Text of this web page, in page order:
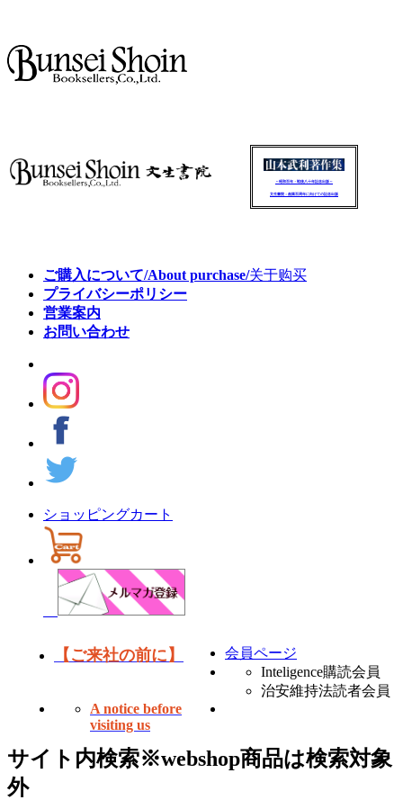
～昭和百年・戦後八十年記念出版～
文生書院：創業百周年に向けての記念出版
ご購入について/About purchase/关于购买
プライバシーポリシー
営業案内
お問い合わせ
ショッピングカート
【ご来社の前に】
会員ページ
Inteligence購読会員
治安維持法読者会員
A notice before
visiting us
サイト内検索※webshop商品は検索対象
外